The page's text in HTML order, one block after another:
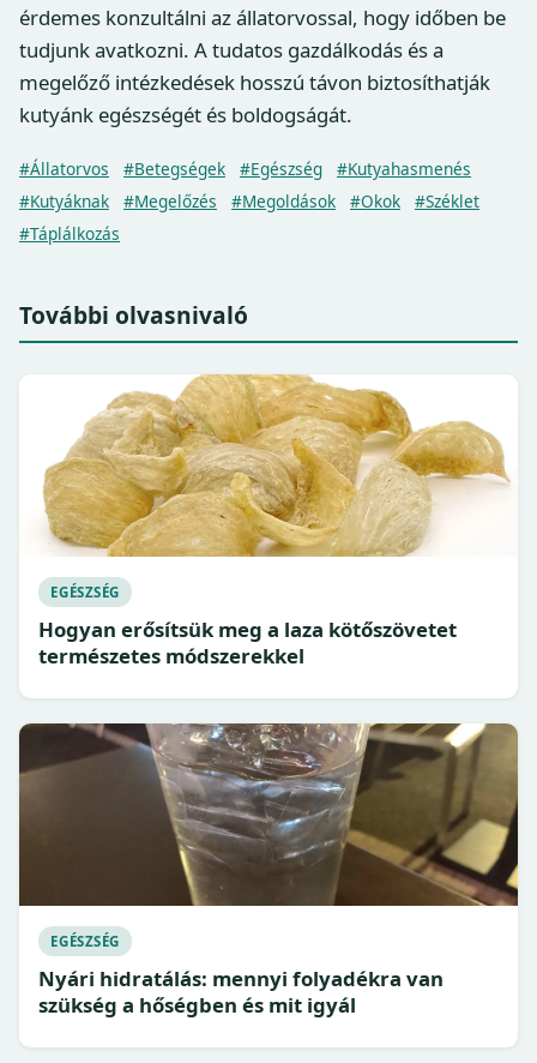
érdemes konzultálni az állatorvossal, hogy időben be
tudjunk avatkozni. A tudatos gazdálkodás és a
megelőző intézkedések hosszú távon biztosíthatják
kutyánk egészségét és boldogságát.
#Állatorvos #Betegségek #Egészség
#Kutyahasmenés
#Kutyáknak
#Megelőzés #Megoldások #Okok
#Széklet
#Táplálkozás
További olvasnivaló
EGÉSZSÉG
Hogyan erősítsük meg a laza kötőszövetet
természetes módszerekkel
EGÉSZSÉG
Nyári hidratálás: mennyi folyadékra van
szükség a hőségben és mit igyál